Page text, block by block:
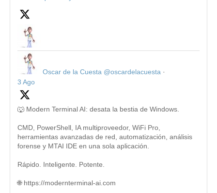
Oscar de la Cuesta @oscardelacuesta ·
3 Ago
🐺 Modern Terminal AI: desata la bestia de Windows.
CMD, PowerShell, IA multiproveedor, WiFi Pro,
herramientas avanzadas de red, automatización, análisis
forense y MTAI IDE en una sola aplicación.
Rápido. Inteligente. Potente.
🌐 https://modernterminal-ai.com